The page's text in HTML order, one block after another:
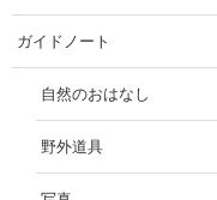
ガイドノート
自然のおはなし
野外道具